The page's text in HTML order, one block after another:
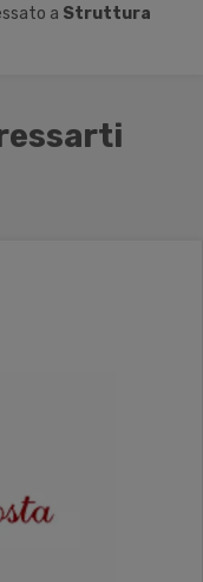
a Struttura